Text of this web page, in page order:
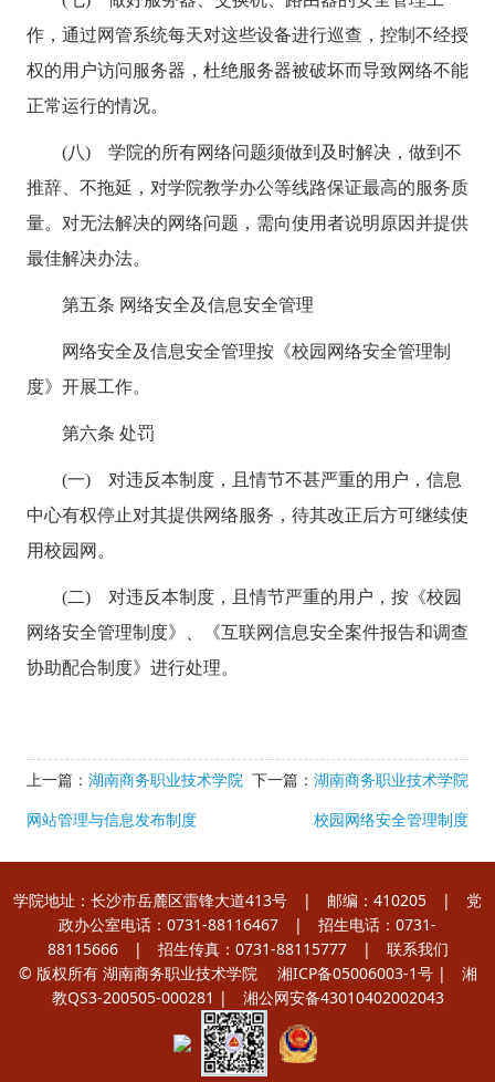
作，通过网管系统每天对这些设备进行巡查，控制不经授
权的用户访问服务器，杜绝服务器被破坏而导致网络不能
正常运行的情况。
(八) 学院的所有网络问题须做到及时解决，做到不
推辞、不拖延，对学院教学办公等线路保证最高的服务质
量。对无法解决的网络问题，需向使用者说明原因并提供
最佳解决办法。
第五条 网络安全及信息安全管理
网络安全及信息安全管理按《校园网络安全管理制
度》开展工作。
第六条 处罚
(一) 对违反本制度，且情节不甚严重的用户，信息
中心有权停止对其提供网络服务，待其改正后方可继续使
用校园网。
(二) 对违反本制度，且情节严重的用户，按《校园
网络安全管理制度》、《互联网信息安全案件报告和调查
协助配合制度》进行处理。
上一篇： 湖南商务职业技术学院
网站管理与信息发布制度
下一篇： 湖南商务职业技术学院
校园网络安全管理制度
学院地址：长沙市岳麓区雷锋大道413号 | 邮编：410205 | 党
政办公室电话：0731-88116467 | 招生电话：0731-
88115666 | 招生传真：0731-88115777 | 联系我们
© 版权所有 湖南商务职业技术学院
湘ICP备05006003-1号 | 湘
教QS3-200505-000281 | 湘公网安备43010402002043